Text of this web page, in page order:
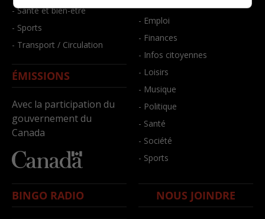
- Santé et bien-être
- Sports
- Transport / Circulation
ÉMISSIONS
Avec la participation du
gouvernement du
Canada
- Emploi
- Finances
- Infos citoyennes
- Loisirs
- Musique
- Politique
- Santé
- Société
- Sports
BINGO RADIO NOUS JOINDRE